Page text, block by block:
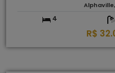
4
R$